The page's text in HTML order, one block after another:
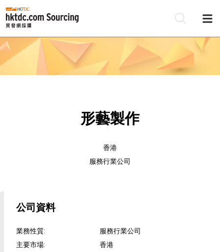
形藝製作
香港
服務行業公司
公司資料
業務性質:
服務行業公司
主要市場:
香港